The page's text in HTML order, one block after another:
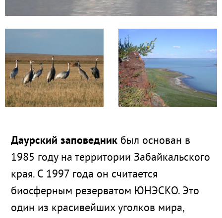
Даурский заповедник был основан в
1985 году на территории Забайкальского
края. С 1997 года он считается
биосферным резерватом ЮНЭСКО. Это
один из красивейших уголков мира,